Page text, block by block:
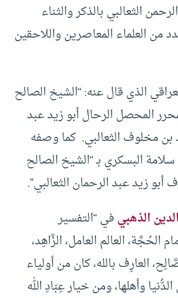
الثعالبي بالذكر والثناء
العلماء المعاصرين واللاحقين
الذي قال عنه: “الشيخ الصالح
المحصل الرحال أبو زيد عبد
بن مخلوف الثعالبي. كما وصفه
البسكري بـ “الشيخ الصالح
أبو زيد عبد الرحمان الثعالبي”.
الذهبيفي “التفسير
الحُجَّة، العالم العامل، الزَّاهِد،
العارِف بالله، كان من أولياء
وأهلها، ومن خيار عِبَادِ الله